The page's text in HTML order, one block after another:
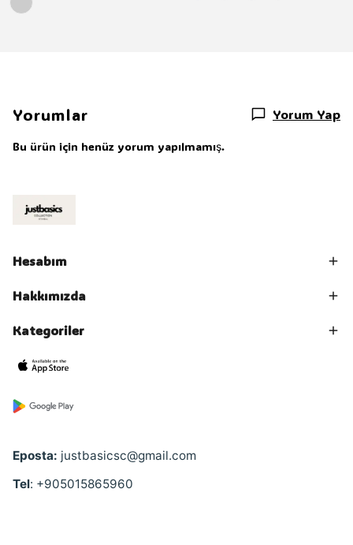
Yorumlar Yorum Yap
Bu ürün için henüz yorum yapılmamış.
Hesabım
Hakkımızda
Kategoriler
Eposta: justbasicsc@gmail.com
Tel: +905015865960